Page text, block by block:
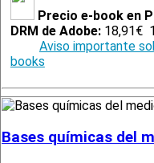
Precio e-book en
DRM de Adobe: 18,91€
Aviso importante
books
Bases químicas del